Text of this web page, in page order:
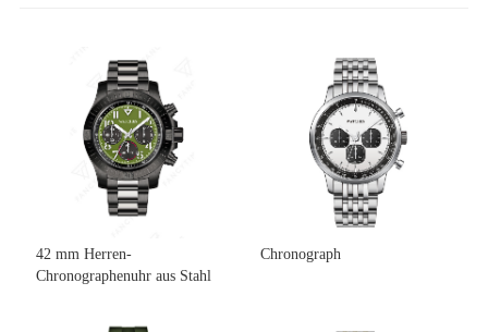
42 mm Herren-
Chronographenuhr aus Stahl
Chronograph